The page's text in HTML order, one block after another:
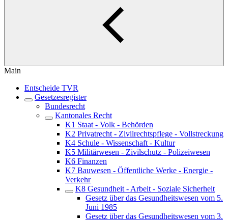
Main
Entscheide TVR
Gesetzesregister
Bundesrecht
Kantonales Recht
K1 Staat - Volk - Behörden
K2 Privatrecht - Zivilrechtspflege - Vollstreckung
K4 Schule - Wissenschaft - Kultur
K5 Militärwesen - Zivilschutz - Polizeiwesen
K6 Finanzen
K7 Bauwesen - Öffentliche Werke - Energie -
Verkehr
K8 Gesundheit - Arbeit - Soziale Sicherheit
Gesetz über das Gesundheitswesen vom 5.
Juni 1985
Gesetz über das Gesundheitswesen vom 3.